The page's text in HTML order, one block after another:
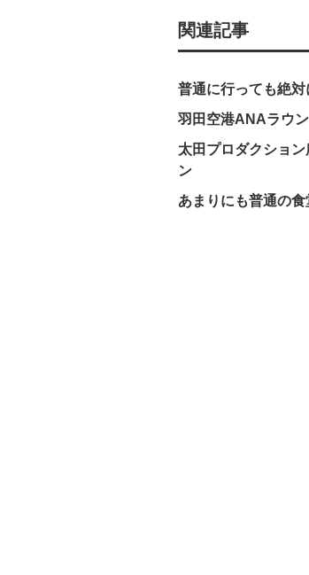
関連記事
普通に行っても絶
羽田空港ANAラウ
太田プロダクショ
ン
あまりにも普通の